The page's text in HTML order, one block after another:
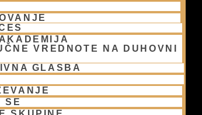
VREDNOTE NA DUHOVNI
GLASBA
SE